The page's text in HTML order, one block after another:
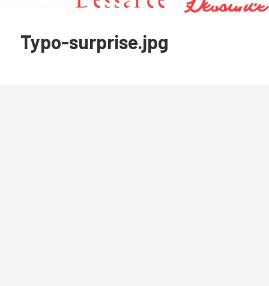
Typo-surprise.jpg